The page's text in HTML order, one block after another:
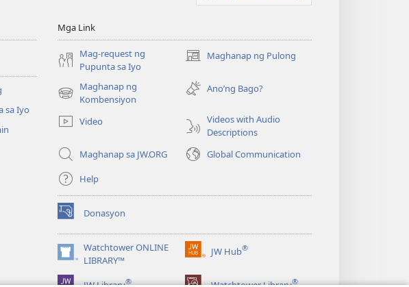
sa Iyo
Mga Link
Mag-request ng
Pupunta sa Iyo
Maghanap ng Pulong
(may
na
window)
Maghanap ng
Kombensiyon
(may
na
window)
Ano’ng Bago?
Video
Videos with Audio
Descriptions
Maghanap sa JW.ORG
Global Communication
Help
Donasyon
(may
bubukas
na
bagong
Watchtower ONLINE
LIBRARY™
(may
bubukas
JW Hub®
(may
na
® ®